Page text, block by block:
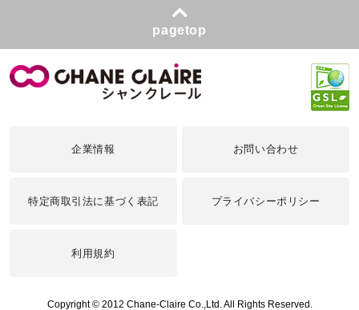
pagetop
企業情報 お問い合わせ
特定商取引法に基づく表記 プライバシーポリシー
利用規約
Copyright © 2012 Chane-Claire Co.,Ltd. All Rights Reserved.